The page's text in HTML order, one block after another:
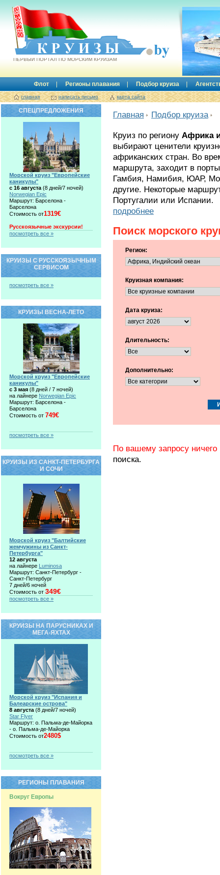
Круизы.by
ПЕРВЫЙ ПОРТАЛ ПО МОРСКИМ КРУИЗАМ
Флот Регионы плавания Подбор круиза
главная написать письмо карта сайта
Главная Подбор круиза
Круиз по региону Африка
выбирают ценители
африканских стран. Во
маршрута, заходит в
Гамбия, Намибия, ЮАР,
другие. Некоторые
Португалии или Испании.
подробнее
Поиск морского
Регион:
Круизная компания:
Дата круиза:
Длительность:
Дополнительно:
По вашему запросу ничего
поиска.
СПЕЦПРЕДЛОЖЕНИЯ
Морской круиз "Европейские
каникулы"
с 16 августа (8 дней/7 ночей)
Norwegian Epic
Маршрут: Барселона -
Барселона
Стоимость от1319€
Русскоязычные экскурсии!
посмотреть все »
КРУИЗЫ С РУССКОЯЗЫЧНЫМ
СЕРВИСОМ
посмотреть все »
КРУИЗЫ ВЕСНА-ЛЕТО
Морской круиз "Европейские
каникулы"
c 3 мая (8 дней / 7 ночей)
на лайнере Norwegian Epic
Маршрут: Барселона -
Барселона
Стоимость от 749€
посмотреть все »
КРУИЗЫ ИЗ САНКТ-ПЕТЕРБУРГА
И СОЧИ
Морской круиз "Балтийские
жемчужины из Санкт-
Петербурга"
12 августа
на лайнере Luminosa
Маршрут: Санкт-Петербург -
Санкт-Петербург
7 дней/6 ночей
Стоимость от 349€
посмотреть все »
КРУИЗЫ НА ПАРУСНИКАХ И
МЕГА-ЯХТАХ
Морской круиз "Испания и
Балеарские острова"
8 августа (8 дней/7 ночей)
Star Flyer
Маршрут: о. Пальма-де-Майорка
- о. Пальма-де-Майорка
Стоимость от2480$
посмотреть все »
РЕГИОНЫ ПЛАВАНИЯ
Вокруг Европы